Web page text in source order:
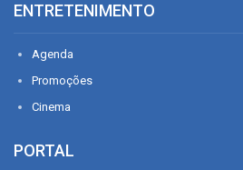
ENTRETENIMENTO
Agenda
Promoções
Cinema
PORTAL